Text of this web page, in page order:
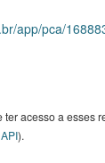
app/pca/
ter acesso a esses
).